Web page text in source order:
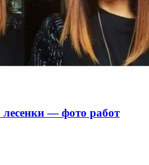
лесенки — фото работ